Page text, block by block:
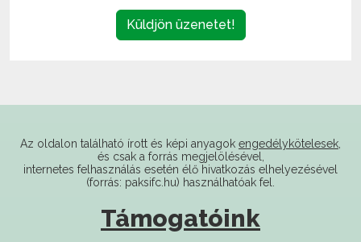
internetes felhasználás esetén élő hivatkozás elhelyezésével
(forrás: paksifc.hu) használhatóak fel.
Támogatóink